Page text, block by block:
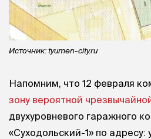
Источник: tyumen-city.ru
Напомним, что 12 февраля
зону вероятной
двухуровневого гаражного
«Суходольский-1» по адресу: